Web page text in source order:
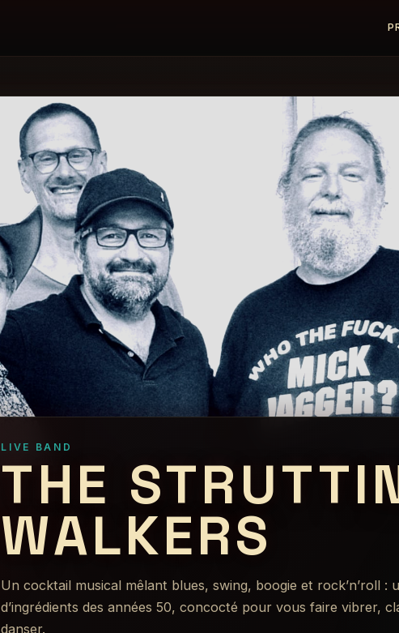
LIVE BAND
THE
WALKERS
Un cocktail musical mêlant blues, swing, boogie et rock’n’roll :
d’ingrédients des années 50, concocté pour vous faire vibrer,
danser.